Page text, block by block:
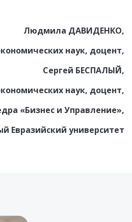
Людмила ДАВИДЕНКО,
наук, доцент,
Сергей БЕСПАЛЫЙ,
наук, доцент,
«Бизнес и Управление»,
Евразийский университет